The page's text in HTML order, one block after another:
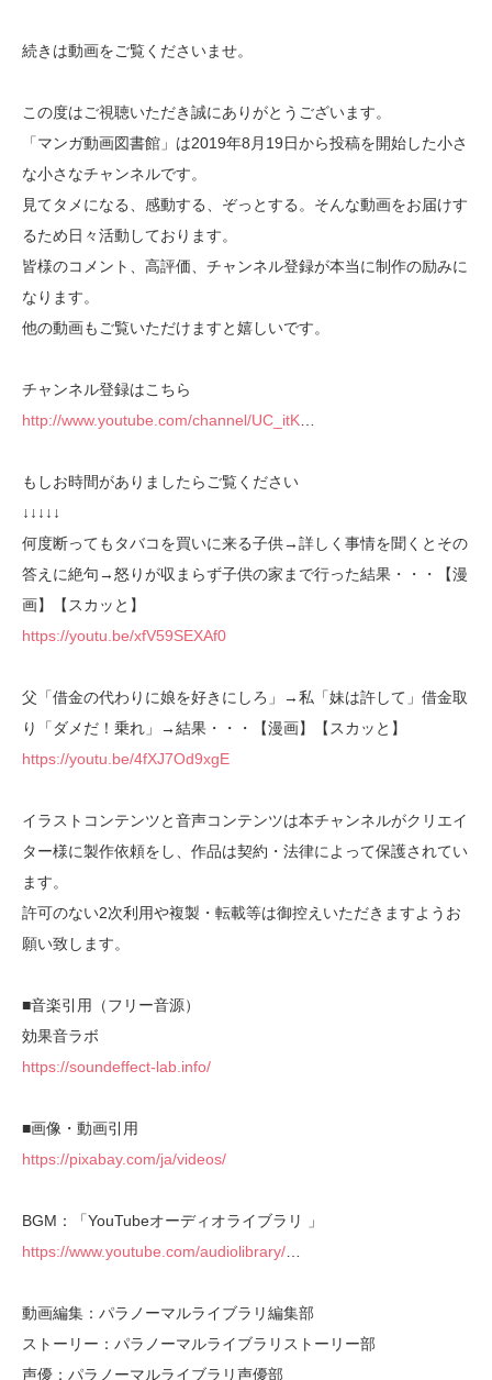
続きは動画をご覧くださいませ。
この度はご視聴いただき誠にありがとうございます。
「マンガ動画図書館」は2019年8月19日から投稿を開始した小さ
な小さなチャンネルです。
見てタメになる、感動する、ぞっとする。そんな動画をお届けす
るため日々活動しております。
皆様のコメント、高評価、チャンネル登録が本当に制作の励みに
なります。
他の動画もご覧いただけますと嬉しいです。
チャンネル登録はこちら
http://www.youtube.com/channel/UC_itK…
もしお時間がありましたらご覧ください
↓↓↓↓↓
何度断ってもタバコを買いに来る子供→詳しく事情を聞くとその
答えに絶句→怒りが収まらず子供の家まで行った結果・・・【漫
画】【スカッと】
https://youtu.be/xfV59SEXAf0
父「借金の代わりに娘を好きにしろ」→私「妹は許して」借金取
り「ダメだ！乗れ」→結果・・・【漫画】【スカッと】
https://youtu.be/4fXJ7Od9xgE
イラストコンテンツと音声コンテンツは本チャンネルがクリエイ
ター様に製作依頼をし、作品は契約・法律によって保護されてい
ます。
許可のない2次利用や複製・転載等は御控えいただきますようお
願い致します。
■音楽引用（フリー音源）
効果音ラボ
https://soundeffect-lab.info/
■画像・動画引用
https://pixabay.com/ja/videos/
BGM：「YouTubeオーディオライブラリ 」
https://www.youtube.com/audiolibrary/…
動画編集：パラノーマルライブラリ編集部
ストーリー：パラノーマルライブラリストーリー部
声優：パラノーマルライブラリ声優部